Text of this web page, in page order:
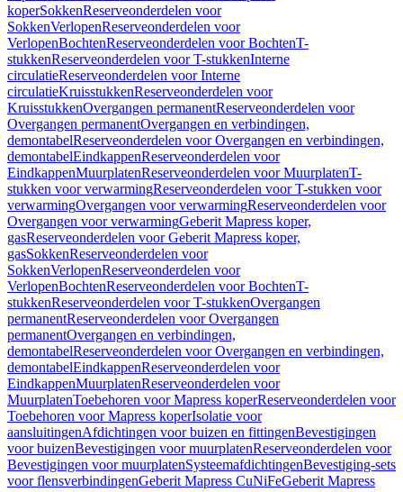
koperSokkenReserveonderdelen voor
SokkenVerlopenReserveonderdelen voor
VerlopenBochtenReserveonderdelen voor BochtenT-
stukkenReserveonderdelen voor T-stukkenInterne
circulatieReserveonderdelen voor Interne
circulatieKruisstukkenReserveonderdelen voor
KruisstukkenOvergangen permanentReserveonderdelen voor
Overgangen permanentOvergangen en verbindingen,
demontabelReserveonderdelen voor Overgangen en verbindingen,
demontabelEindkappenReserveonderdelen voor
EindkappenMuurplatenReserveonderdelen voor MuurplatenT-
stukken voor verwarmingReserveonderdelen voor T-stukken voor
verwarmingOvergangen voor verwarmingReserveonderdelen voor
Overgangen voor verwarmingGeberit Mapress koper,
gasReserveonderdelen voor Geberit Mapress koper,
gasSokkenReserveonderdelen voor
SokkenVerlopenReserveonderdelen voor
VerlopenBochtenReserveonderdelen voor BochtenT-
stukkenReserveonderdelen voor T-stukkenOvergangen
permanentReserveonderdelen voor Overgangen
permanentOvergangen en verbindingen,
demontabelReserveonderdelen voor Overgangen en verbindingen,
demontabelEindkappenReserveonderdelen voor
EindkappenMuurplatenReserveonderdelen voor
MuurplatenToebehoren voor Mapress koperReserveonderdelen voor
Toebehoren voor Mapress koperIsolatie voor
aansluitingenAfdichtingen voor buizen en fittingenBevestigingen
voor buizenBevestigingen voor muurplatenReserveonderdelen voor
Bevestigingen voor muurplatenSysteemafdichtingenBevestiging-sets
voor flensverbindingenGeberit Mapress CuNiFeGeberit Mapress